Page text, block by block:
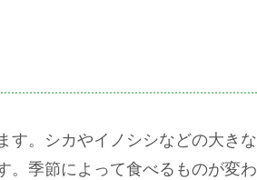
す。シカやイノシシなどの大き
。季節によって食べるものが変